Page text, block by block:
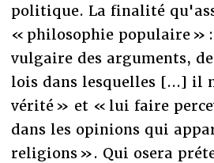
politique. La finalité
« philosophie populaire »
vulgaire des arguments,
lois dans lesquelles [...] il
vérité » et « lui faire
dans les opinions qui
religions ». Qui osera